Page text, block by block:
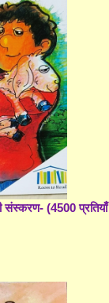
संस्करण- (4500 प्रतियाँ